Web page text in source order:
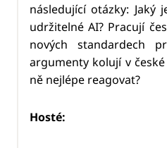
následující otázky: Jaký
udržitelné AI? Pracují
nových standardech
argumenty kolují v
ně nejlépe reagovat?
Hosté: